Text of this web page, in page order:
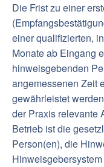
Die Frist zu einer
einer qualifizierten,
Monate ab Eingang
hinweisgebenden
angemessenen Zeit
gewährleistet
der Praxis relevante
Betrieb ist die
Person(en), die